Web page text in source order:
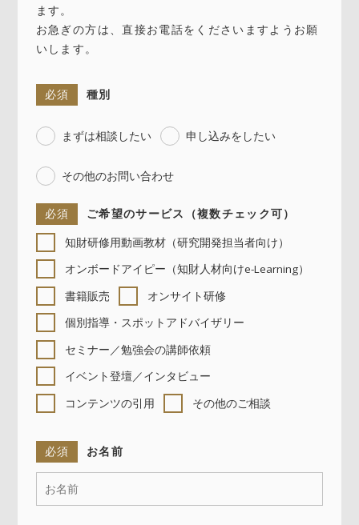
ます。
お急ぎの方は、直接お電話をくださいますようお願
いします。
必須 種別
まずは相談したい 申し込みをしたい
その他のお問い合わせ
必須
ご希望のサービス（複数チェック可）
知財研修用動画教材（研究開発担当者向け）
オンボードアイピー（知財人材向けe-Learning）
書籍販売
オンサイト研修
個別指導・スポットアドバイザリー
セミナー／勉強会の講師依頼
イベント登壇／インタビュー
コンテンツの引用
その他のご相談
必須 お名前